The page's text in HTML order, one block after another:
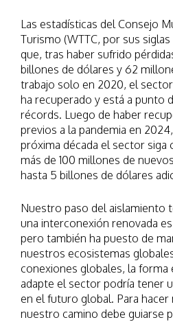
Las estadísticas del Consejo
Turismo (WTTC, por sus
que, tras haber sufrido
billones de dólares y 62
trabajo solo en 2020, el
ha recuperado y está a punto
récords. Luego de haber
previos a la pandemia en
próxima década el sector siga
más de 100 millones de
hasta 5 billones de dólares
Nuestro paso del aislamiento
una interconexión renovada
pero también ha puesto de
nuestros ecosistemas
conexiones globales, la forma
adapte el sector podría tener
en el futuro global. Para hacer
nuestro camino debe guiarse